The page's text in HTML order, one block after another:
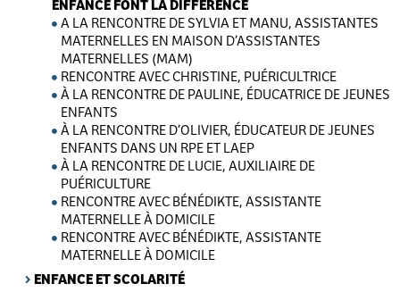
ENFANCE FONT LA DIFFÉRENCE
A LA RENCONTRE DE SYLVIA ET MANU, ASSISTANTES
MATERNELLES EN MAISON D’ASSISTANTES
MATERNELLES (MAM)
RENCONTRE AVEC CHRISTINE, PUÉRICULTRICE
À LA RENCONTRE DE PAULINE, ÉDUCATRICE DE JEUNES
ENFANTS
À LA RENCONTRE D’OLIVIER, ÉDUCATEUR DE JEUNES
ENFANTS DANS UN RPE ET LAEP
À LA RENCONTRE DE LUCIE, AUXILIAIRE DE
PUÉRICULTURE
RENCONTRE AVEC BÉNÉDIKTE, ASSISTANTE
MATERNELLE À DOMICILE
RENCONTRE AVEC BÉNÉDIKTE, ASSISTANTE
MATERNELLE À DOMICILE
ENFANCE ET SCOLARITÉ